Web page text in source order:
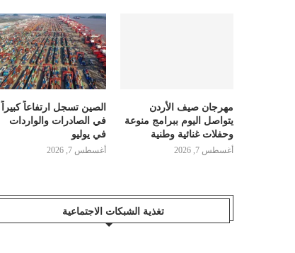
مهرجان صيف الأردن
يتواصل اليوم ببرامج منوعة
وحفلات غنائية وطنية
أغسطس 7, 2026
الصين تسجل ارتفاعاً كبيراً
في الصادرات والواردات
في يوليو
أغسطس 7, 2026
تغذية الشبكات الاجتماعية